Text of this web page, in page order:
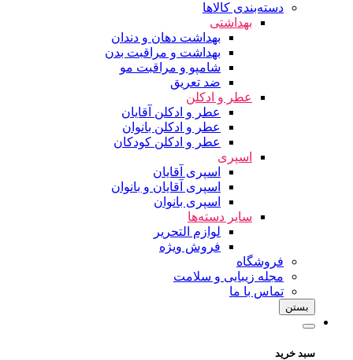
دسته‌بندی کالاها
بهداشتی
بهداشت دهان و دندان
بهداشت و مراقبت بدن
شامپو و مراقبت مو
ضد تعریق
عطر و ادکلن
عطر و ادکلن آقایان
عطر و ادکلن بانوان
عطر و ادکلن کودکان
اسپری
اسپری آقایان
اسپری آقایان و بانوان
اسپری بانوان
سایر دسته‌ها
لوازم التحریر
فروش ویژه
فروشگاه
مجله زیبایی و سلامت
تماس با ما
بستن
سبد خرید